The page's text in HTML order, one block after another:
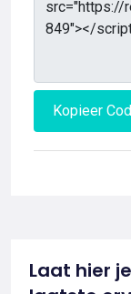
Kopieer
Laat hier